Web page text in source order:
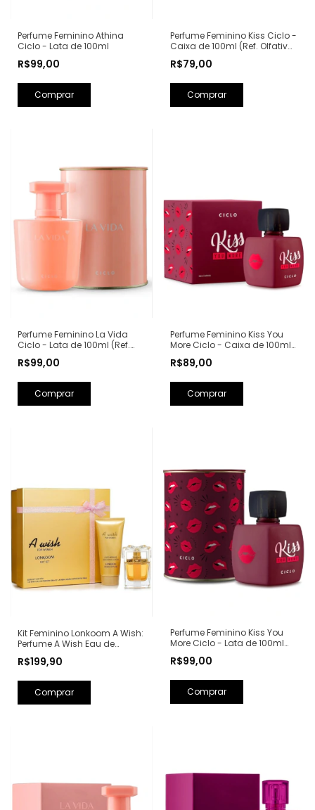
Perfume Feminino Athina
Ciclo - Lata de 100ml
R$99,00
Perfume Feminino Kiss Ciclo -
Caixa de 100ml (Ref. Olfativa:
R$79,00
Perfume Feminino La Vida
Ciclo - Lata de 100ml (Ref.
Lancôme)
R$99,00
Perfume Feminino Kiss You
More Ciclo - Caixa de 100ml
Laurent)
R$89,00
Kit Feminino Lonkoom A Wish:
Perfume A Wish Eau de
Hidratante Corporal
R$199,90
Perfume Feminino Kiss You
More Ciclo - Lata de 100ml
(Ref. Olfativa: Libre Yves Saint
Laurent)
R$99,00